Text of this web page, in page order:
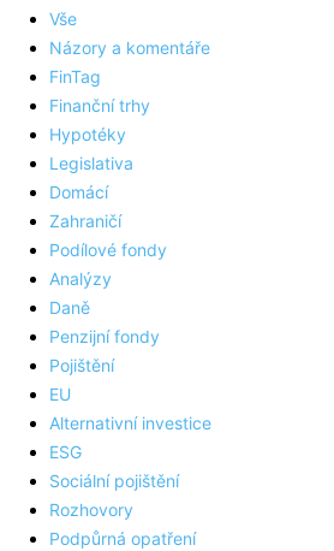
Vše
Názory a komentáře
FinTag
Finanční trhy
Hypotéky
Legislativa
Domácí
Zahraničí
Podílové fondy
Analýzy
Daně
Penzijní fondy
Pojištění
EU
Alternativní investice
ESG
Sociální pojištění
Rozhovory
Podpůrná opatření